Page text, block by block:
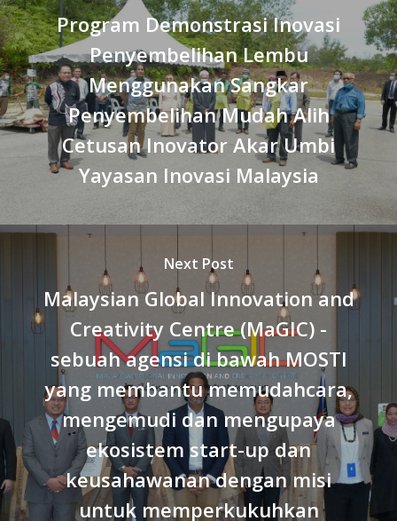
Program Demonstrasi Inovasi
Penyembelihan Lembu
Menggunakan Sangkar
Penyembelihan Mudah Alih
Cetusan Inovator Akar Umbi
Yayasan Inovasi Malaysia
Next Post
Malaysian Global Innovation and
Creativity Centre (MaGIC) -
sebuah agensi di bawah MOSTI
yang membantu memudahcara,
mengemudi dan mengupaya
ekosistem start-up dan
keusahawanan dengan misi
untuk memperkukuhkan